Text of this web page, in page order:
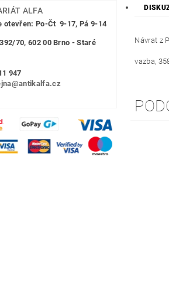
ALFA
otevřen: Po-Čt 9-17, Pá 9-14
70, 602 00 Brno - Staré
947
Návrat z
vazba,